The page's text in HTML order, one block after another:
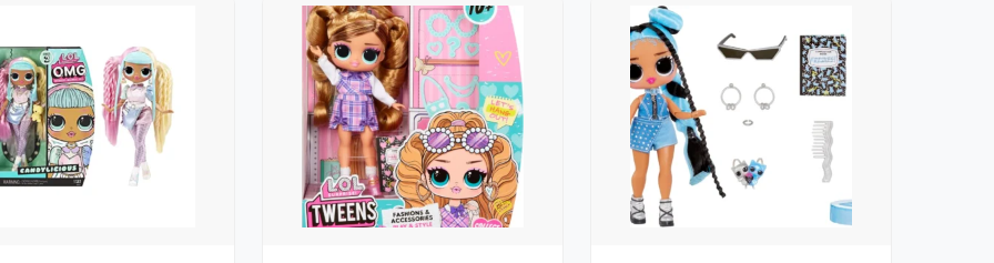
parfait pour les fans et les collectionneurs.
paroles de chansons. Récupérez toutes les feuilles de paroles sur tous l’ensemble L.O.L. Surprise! Remix line
les paroles pour créer votre propre Remix.
cape dramatique, luxe, accessoires dorés, chaussures féroces, une brosse, scène de jukebox éclairée, un
un jeton pour jouer de la musique.